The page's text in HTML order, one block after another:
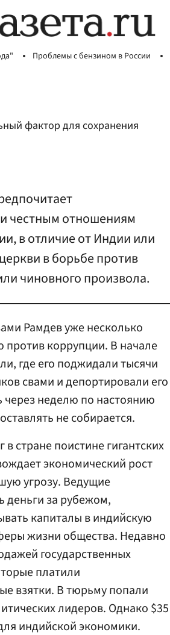
Проблемы с бензином в России
фактор для сохранения
честным отношениям
в отличие от Индии или
в борьбе против
чиновного произвола.
Рамдев уже несколько
коррупции. В начале
где его поджидали тысячи
свами и депортировали его
через неделю по настоянию
не собирается.
стране поистине гигантских
экономический рост
угрозу. Ведущие
деньги за рубежом,
капиталы в индийскую
жизни общества. Недавно
государственных
платили
взятки. В тюрьму попали
лидеров. Однако $35
индийской экономики.